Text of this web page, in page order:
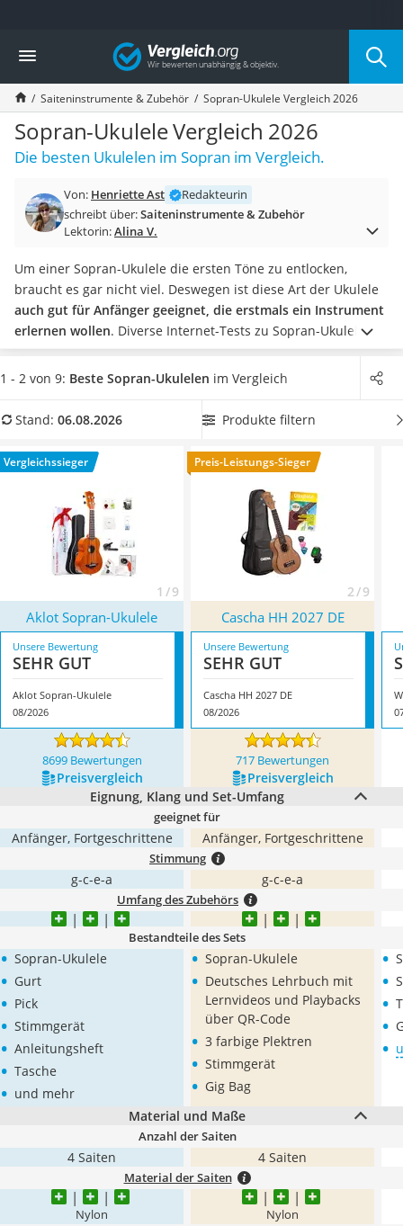
Die beliebtesten Vergleiche nach Kategorie
Freizeit & Sport
Gartentrampolin
Trampolin
Metalldetektor
Eufab-Fahrradträger
Trampolin 366 cm
Aluminium-Koffer
Futterboot
E-Bike-Dreirad
Trekkingschuhe Herren
Reisetasche mit Rollen
Klimmzugstation
Koffer
Nachtsichtgerät
Handgepäck-Koffer
Wanderschuhe Herren
Sicherheitsweste Reiten
Vergleich
Saiteninstrumente & Zubehör Sopran-Ukulele Vergleich 2026
Sopran-Ukulele Vergleich 2026
Die besten Ukulelen im Sopran im Vergleich.
Von: Henriette Ast
Redakteurin
schreibt über:Saiteninstrumente & Zubehör
Lektorin:Alina V.
Um einer Sopran-Ukulele die ersten Töne zu entlocken,
braucht es gar nicht viel. Deswegen ist diese Art der Ukulele
auch gut für Anfänger geeignet, die erstmals ein Instrument
erlernen wollen. Diverse Internet-Tests zu Sopran-Ukulelen
im Internet zeigen: Zu den gängigen Sets der Hersteller
gehören immer die mit vier Saiten bespannte Sopran-Ukulele
kann. Wählen Sie aus unserer Vergleichstabelledas Sopran-
Plektren beinhaltet
. So erhalten Sie das perfekte Ukulelen-
Starter-Set. Überzeugt hat uns hier im August 2026
besonders das Modell
Aklot Sopran-Ukulele
mit seinen
Eigenschaften.
1 - 2 von 9: Beste Sopran-Ukulelen im Vergleich
Stand: 06.08.2026 Produkte filtern
Vergleichssieger
1 / 9
Preis-Leistungs-Sieger
2 / 9
Aklot Sopran-Ukulele Cascha HH 2027 DE
Unsere Bewertung
SEHR GUT
Aklot Sopran-Ukulele
08/2026
Unsere Bewertung
SEHR GUT
Cascha HH 2027 DE
08/2026
8699 Bewertungen 717 Bewertungen
Preis­vergleich
Preis­vergleich
Eignung, Klang und Set-Umfang
geeignet für
Anfänger, Fortgeschrittene Anfänger, Fortgeschrittene
Stimmung
g-c-e-a g-c-e-a
Umfang des Zubehörs
Bestandteile des Sets
• Sopran-Ukulele
• Gurt
• Pick
• Stimmgerät
• Anleitungsheft
• Tasche
• und mehr
• Sopran-Ukulele
• Deutsches Lehrbuch mit
Lernvideos und Playbacks
über QR-Code
• 3 farbige Plektren
• Stimmgerät
• Gig Bag
•
•
•
•
•
Material und Maße
Anzahl der Saiten
4 Saiten 4 Saiten
Material der Saiten
Nylon Nylon